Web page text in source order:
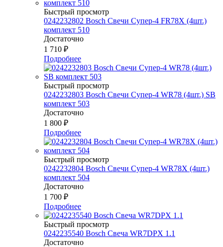
Быстрый просмотр
0242232802 Bosch Свечи Супер-4 FR78Х (4шт.)
комплект 510
Достаточно
1 710 ₽
Подробнее
Быстрый просмотр
0242232803 Bosch Свечи Супер-4 WR78 (4шт.) SB
комплект 503
Достаточно
1 800 ₽
Подробнее
Быстрый просмотр
0242232804 Bosch Свечи Супер-4 WR78Х (4шт.)
комплект 504
Достаточно
1 700 ₽
Подробнее
Быстрый просмотр
0242235540 Bosch Свеча WR7DPX 1.1
Достаточно